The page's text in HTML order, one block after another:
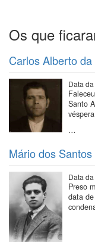
Os que
Carlos Alberto
Data
Santo
…
Mário dos
Data
Preso
data